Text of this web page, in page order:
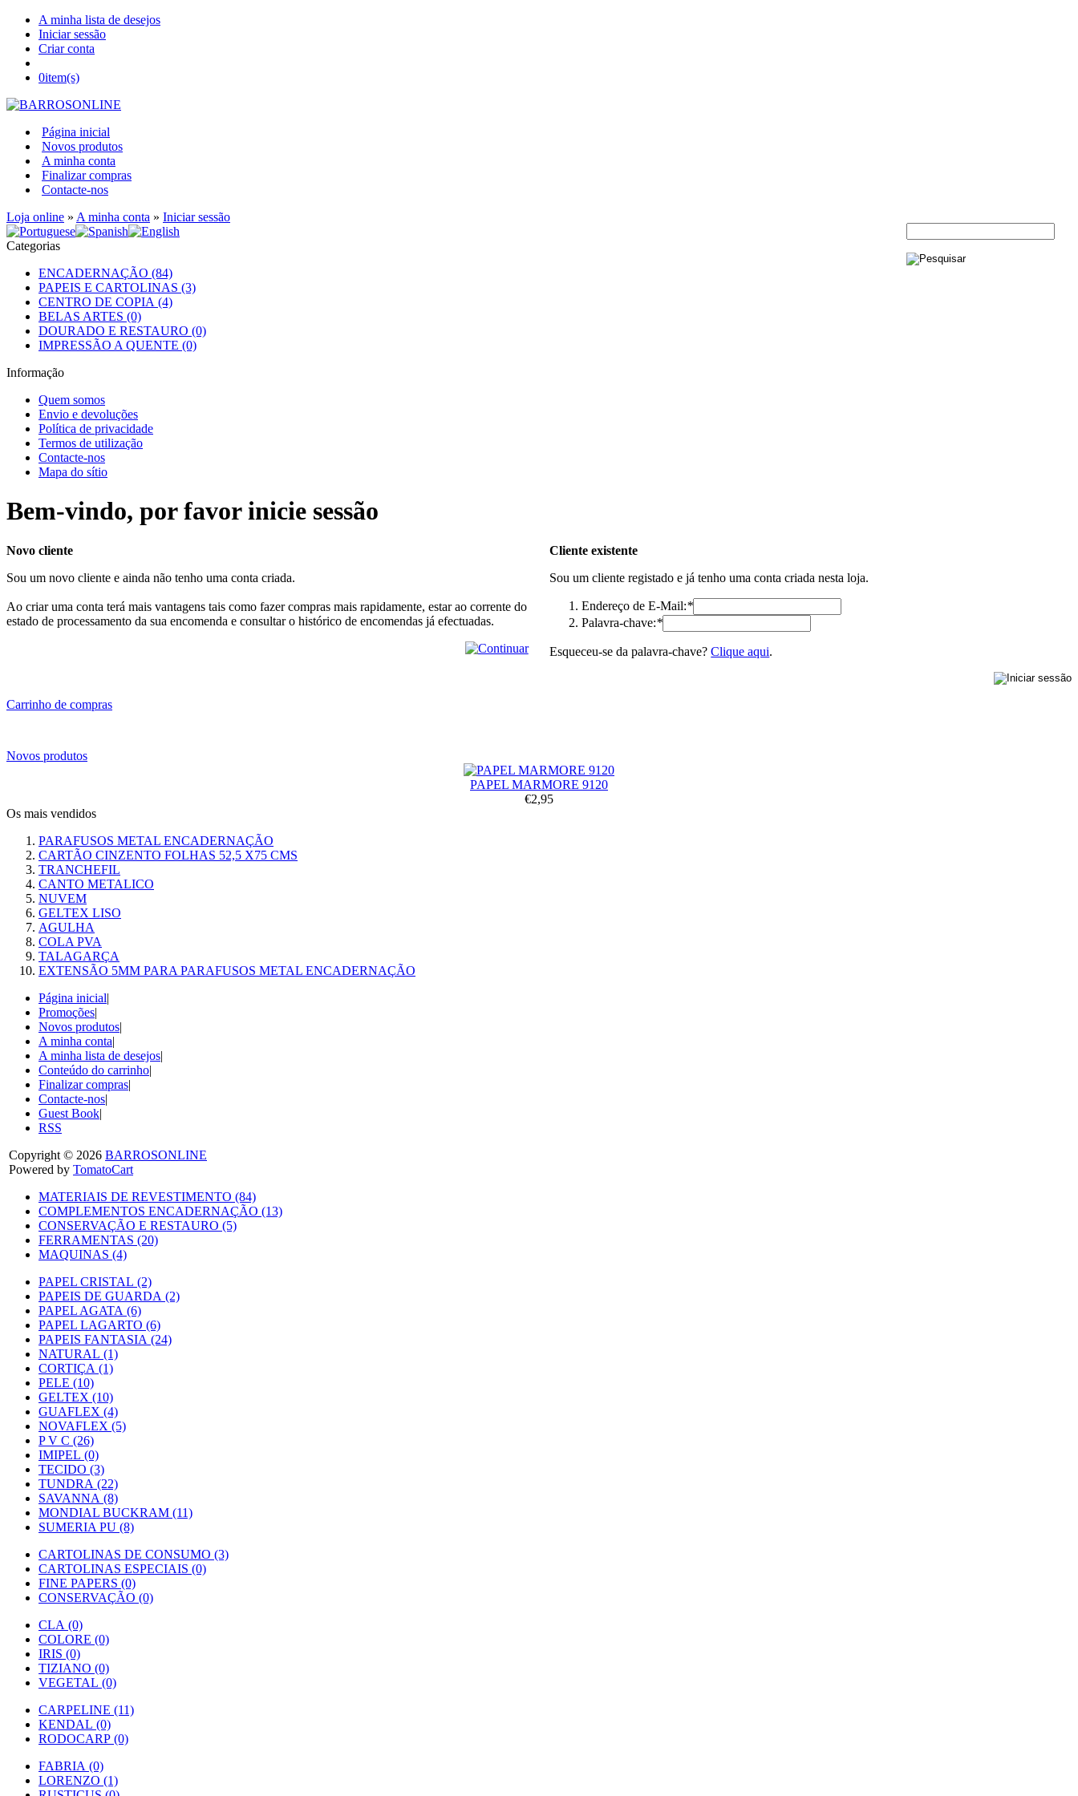
A minha lista de desejos
Iniciar sessão
Criar conta
0item(s)
Página inicial
Novos produtos
A minha conta
Finalizar compras
Contacte-nos
Loja online » A minha conta » Iniciar sessão
Categorias
ENCADERNAÇÃO (84)
PAPEIS E CARTOLINAS (3)
CENTRO DE COPIA (4)
BELAS ARTES (0)
DOURADO E RESTAURO (0)
IMPRESSÃO A QUENTE (0)
Informação
Quem somos
Envio e devoluções
Política de privacidade
Termos de utilização
Contacte-nos
Mapa do sítio
Bem-vindo, por favor inicie sessão
Cliente existente
Sou um cliente registado e já tenho uma conta criada nesta loja.
Endereço de E-Mail:*
Palavra-chave:*
Esqueceu-se da palavra-chave?Clique aqui.
Novo cliente
Sou um novo cliente e ainda não tenho uma conta criada.
Ao criar uma conta terá mais vantagens tais como fazer compras mais rapidamente, estar ao corrente do
estado de processamento da sua encomenda e consultar o histórico de encomendas já efectuadas.
Carrinho de compras
Novos produtos
PAPEL MARMORE 9120
€2,95
Os mais vendidos
PARAFUSOS METAL ENCADERNAÇÃO
CARTÃO CINZENTO FOLHAS 52,5 X75 CMS
TRANCHEFIL
CANTO METALICO
NUVEM
GELTEX LISO
AGULHA
COLA PVA
TALAGARÇA
EXTENSÃO 5MM PARA PARAFUSOS METAL ENCADERNAÇÃO
Página inicial|
Promoções|
Novos produtos|
A minha conta|
A minha lista de desejos|
Conteúdo do carrinho|
Finalizar compras|
Contacte-nos|
Guest Book|
RSS
Copyright © 2026 BARROSONLINE
Powered by TomatoCart
MATERIAIS DE REVESTIMENTO (84)
COMPLEMENTOS ENCADERNAÇÃO (13)
CONSERVAÇÃO E RESTAURO (5)
FERRAMENTAS (20)
MAQUINAS (4)
PAPEL CRISTAL (2)
PAPEIS DE GUARDA (2)
PAPEL AGATA (6)
PAPEL LAGARTO (6)
PAPEIS FANTASIA (24)
NATURAL (1)
CORTIÇA (1)
PELE (10)
GELTEX (10)
GUAFLEX (4)
NOVAFLEX (5)
P V C (26)
IMIPEL (0)
TECIDO (3)
TUNDRA (22)
SAVANNA (8)
MONDIAL BUCKRAM (11)
SUMERIA PU (8)
CARTOLINAS DE CONSUMO (3)
CARTOLINAS ESPECIAIS (0)
FINE PAPERS (0)
CONSERVAÇÃO (0)
CLA (0)
COLORE (0)
IRIS (0)
TIZIANO (0)
VEGETAL (0)
CARPELINE (11)
KENDAL (0)
RODOCARP (0)
FABRIA (0)
LORENZO (1)